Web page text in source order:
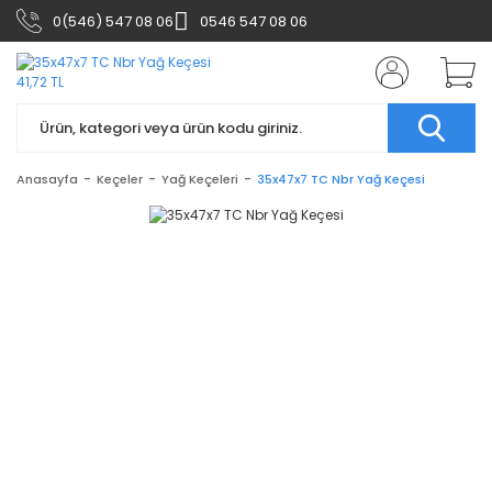
0(546) 547 08 06 0546 547 08 06
Anasayfa Keçeler Yağ Keçeleri 35x47x7 TC Nbr Yağ Keçesi